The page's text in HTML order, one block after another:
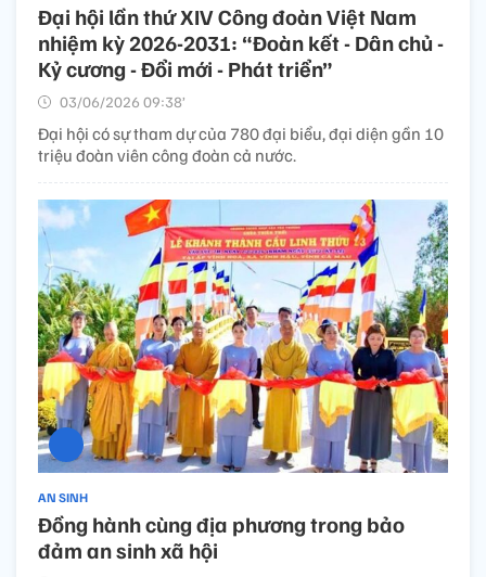
Đại hội lần thứ XIV Công đoàn Việt Nam
nhiệm kỳ 2026-2031: “Đoàn kết - Dân chủ -
Kỷ cương - Đổi mới - Phát triển”
03/06/2026 09:38’
Đại hội có sự tham dự của 780 đại biểu, đại diện gần 10
triệu đoàn viên công đoàn cả nước.
AN SINH
Đồng hành cùng địa phương trong bảo
đảm an sinh xã hội